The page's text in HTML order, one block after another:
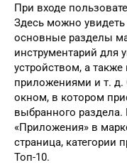
При входе
Здесь можно
основные разделы
инструментарий для
устройством, а
приложениями и т. д.
окном, в котором
выбранного
«Приложения» в
страница,
Топ-10.